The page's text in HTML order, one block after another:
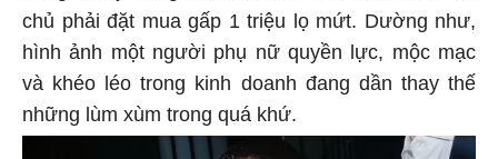
chủ phải đặt mua gấp 1 triệu lọ mứt. Dường như,
hình ảnh một người phụ nữ quyền lực, mộc mạc
và khéo léo trong kinh doanh đang dần thay thế
những lùm xùm trong quá khứ.